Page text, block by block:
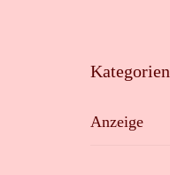
Kategorien
Anzeige